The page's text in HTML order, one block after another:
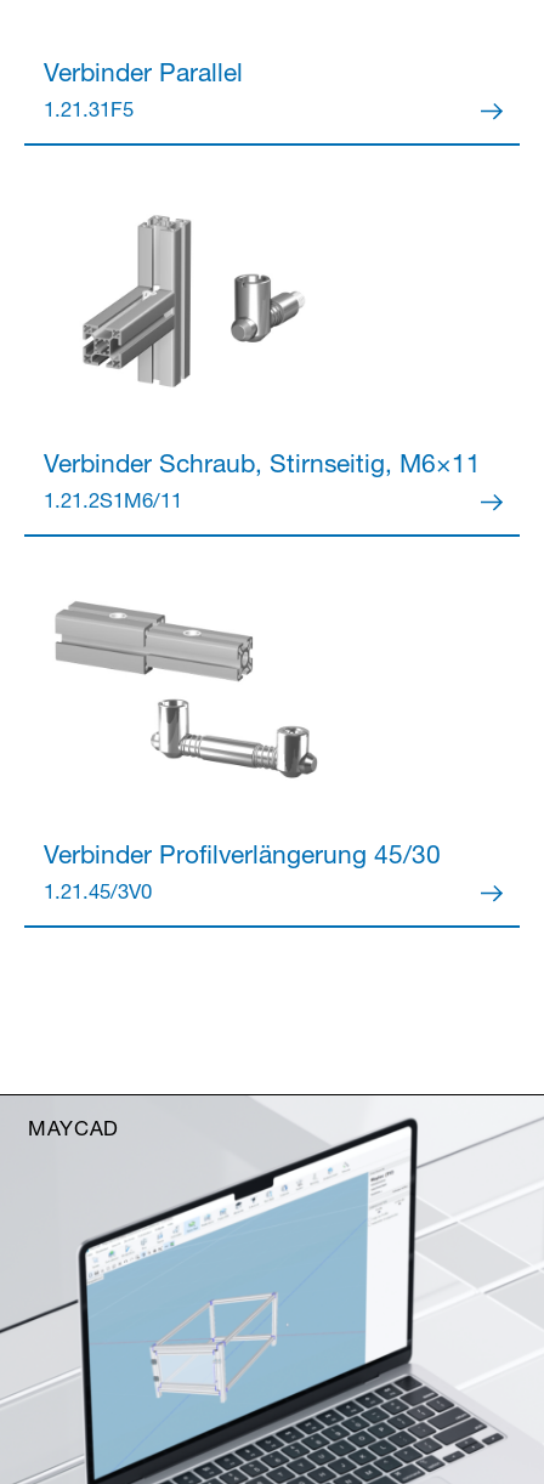
VerbinderParallel
1.21.31F5
VerbinderSchraub, Stirnseitig, M6×11
1.21.2S1M6/11
VerbinderProfilverlängerung 45/30
1.21.45/3V0
MAYCAD
Partner Login
Anmelden